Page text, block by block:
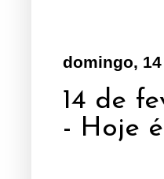
domingo,
14 de
- Hoje